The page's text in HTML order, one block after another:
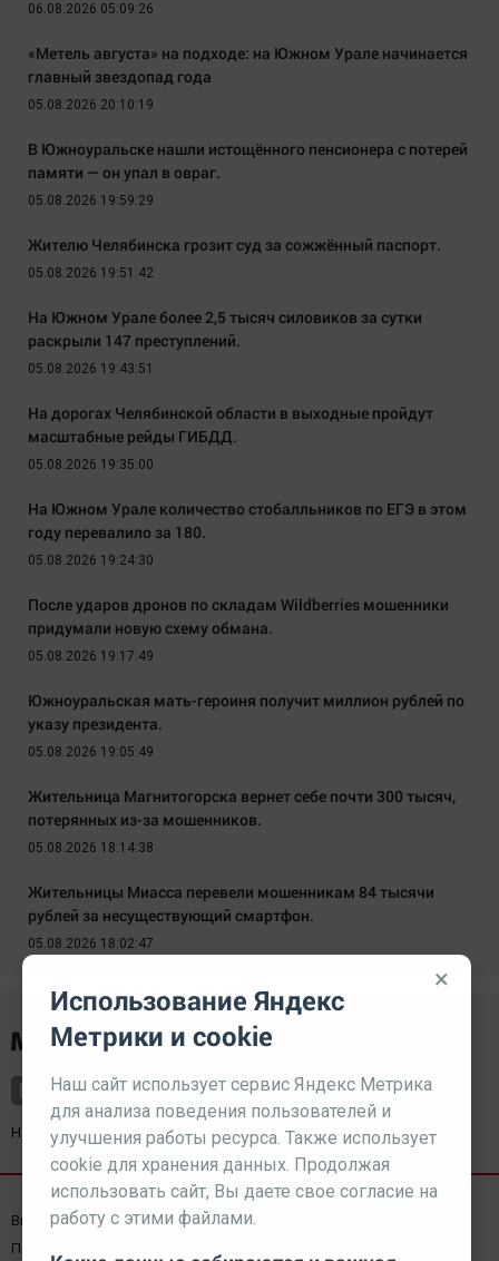
06.08.2026 05:09:26
«Метель августа» на подходе: на Южном Урале начинается
главный звездопад года
05.08.2026 20:10:19
В Южноуральске нашли истощённого пенсионера с потерей
памяти — он упал в овраг.
05.08.2026 19:59:29
Жителю Челябинска грозит суд за сожжённый паспорт.
05.08.2026 19:51:42
На Южном Урале более 2,5 тысяч силовиков за сутки
раскрыли 147 преступлений.
05.08.2026 19:43:51
На дорогах Челябинской области в выходные пройдут
масштабные рейды ГИБДД.
05.08.2026 19:35:00
На Южном Урале количество стобалльников по ЕГЭ в этом
году перевалило за 180.
05.08.2026 19:24:30
После ударов дронов по складам Wildberries мошенники
придумали новую схему обмана.
05.08.2026 19:17:49
Южноуральская мать-героиня получит миллион рублей по
указу президента.
05.08.2026 19:05:49
Жительница Магнитогорска вернет себе почти 300 тысяч,
потерянных из-за мошенников.
05.08.2026 18:14:38
Жительницы Миасса перевели мошенникам 84 тысячи
рублей за несуществующий смартфон.
05.08.2026 18:02:47
Наш партнерkurorty-sochi.ru
Выходные данные СМИ Реклама
Пользовательское соглашение
×
Использование Яндекс
Метрики и cookie
Наш сайт использует сервис Яндекс Метрика
для анализа поведения пользователей и
улучшения работы ресурса. Также использует
cookie для хранения данных. Продолжая
использовать сайт, Вы даете свое согласие на
работу с этими файлами.